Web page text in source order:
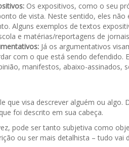
Os expositivos, como o seu
de vista. Neste sentido, eles
Alguns exemplos de textos
e matérias/reportagens de
Já os argumentativos
com o que está sendo defendido.
manifestos, abaixo-assinados,
que visa descrever alguém ou
foi descrito em sua cabeça.
pode ser tanto subjetiva como
ou ser mais detalhista – tudo vai